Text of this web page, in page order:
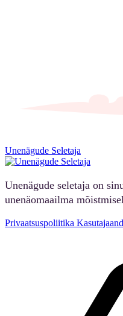
Unenägude Seletaja
Unenägude seletaja on
unenäomaailma
Privaatsuspoliitika